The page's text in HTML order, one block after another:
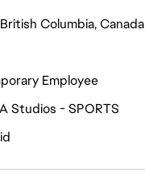
Columbia, Canada
Employee
Studios - SPORTS